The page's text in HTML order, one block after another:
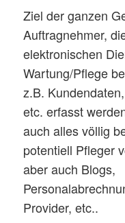
Ziel der ganzen
Auftragnehmer,
elektronischen
Wartung/Pflege
z.B.
etc. erfasst
auch alles völlig
potentiell Pfleger
aber auch Blogs,
Provider, etc..